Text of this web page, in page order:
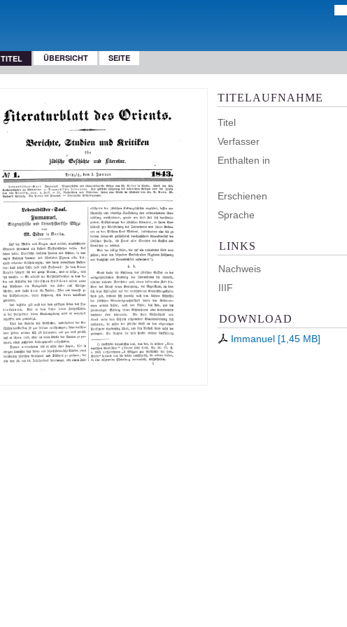
TITEL ÜBERSICHT SEITE
TITELAUFNAHME
Titel
Verfasser
Enthalten in
Erschienen
Sprache
LINKS
Nachweis
IIIF
DOWNLOAD
Immanuel [1,45 MB]